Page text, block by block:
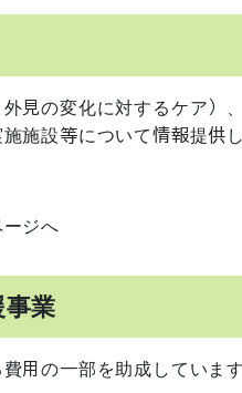
見の変化に対するケア）
施設等について情報提供
ジへ
業
用の一部を助成しています